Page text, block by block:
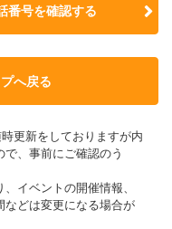
番号を確認する
へ戻る
更新をしておりますが内
、事前にご確認のう
イベントの開催情報、
どは変更になる場合が